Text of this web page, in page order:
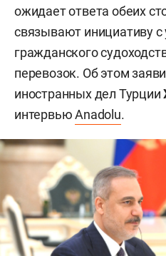
ожидает ответа обеих
связывают инициативу с
гражданского
перевозок. Об этом
иностранных дел Турции
интервьюAnadolu.